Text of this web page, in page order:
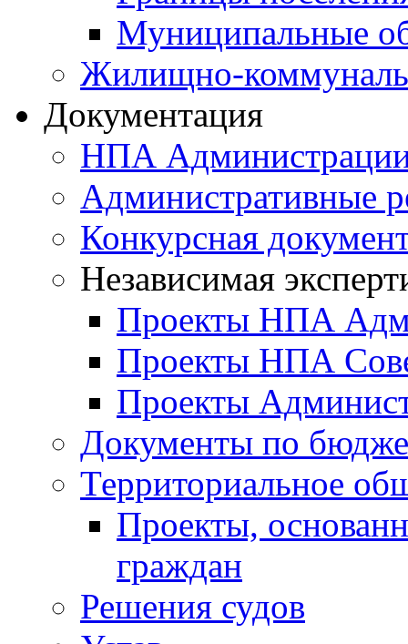
Муниципальные
Жилищно-
Документация
НПА
Административные
Конкурсная
Независимая
Проекты НПА
Проекты НПА
Проекты
Документы по
Территориальное
Проекты,
граждан
Решения судов